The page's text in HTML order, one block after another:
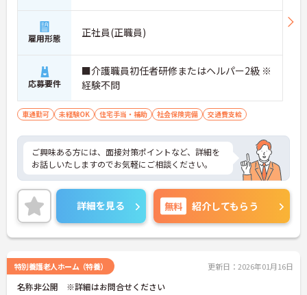
雇用形態 正社員(正職員)
応募要件
■介護職員初任者研修またはヘルパー2級 ※
経験不問
車通勤可 未経験OK 住宅手当・補助 社会保険完備 交通費支給
ご興味ある方には、面接対策ポイントなど、詳細を
お話しいたしますのでお気軽にご相談ください。
詳細を見る 無料 紹介してもらう
特別養護老人ホーム（特養） 更新日：2026年01月16日
名称非公開 ※詳細はお問合せください